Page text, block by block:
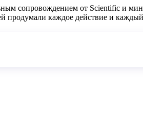
сопровождением от Scientific и
продумали каждое действие и